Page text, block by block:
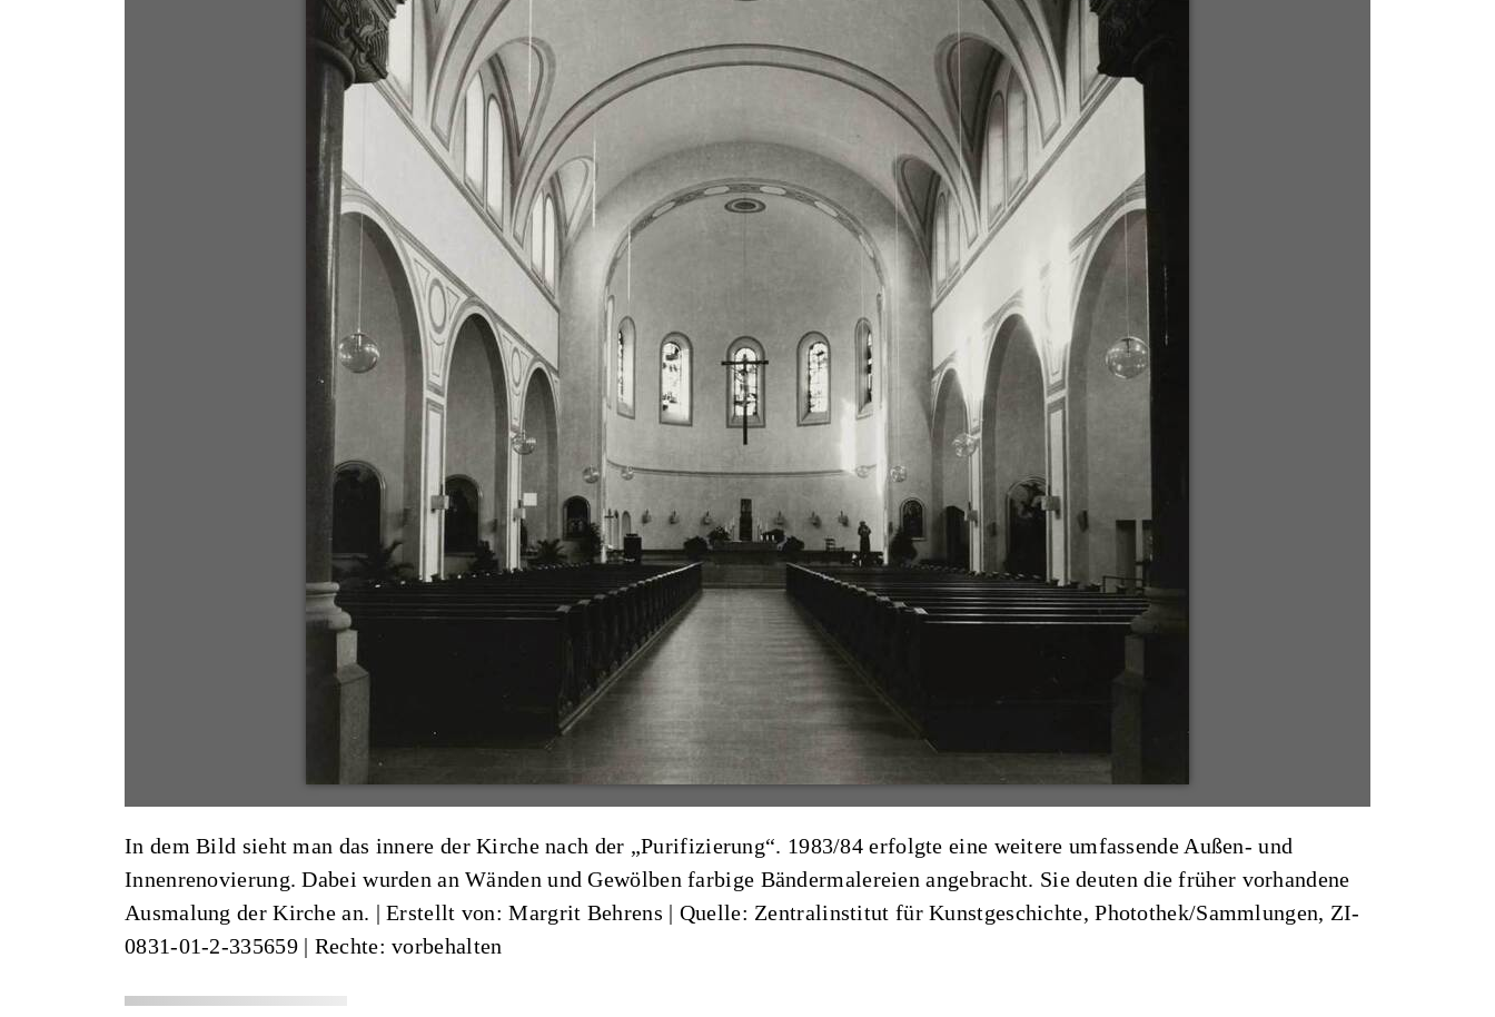
In dem Bild sieht man das innere der Kirche nach der „Purifizierung“. 1983/84 erfolgte eine weitere umfassende Außen- und
Innenrenovierung. Dabei wurden an Wänden und Gewölben farbige Bändermalereien angebracht. Sie deuten die früher vorhandene
Ausmalung der Kirche an. |Erstellt von: Margrit Behrens | Quelle: Zentralinstitut für Kunstgeschichte, Photothek/Sammlungen, ZI-
0831-01-2-335659| Rechte: vorbehalten